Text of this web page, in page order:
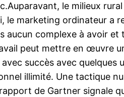
le milieux
le marketing ordinateur a
aucun complexe à avoir
peut mettre en œuvre
succès avec quelques
illimité. Une tactique
de Gartner signale